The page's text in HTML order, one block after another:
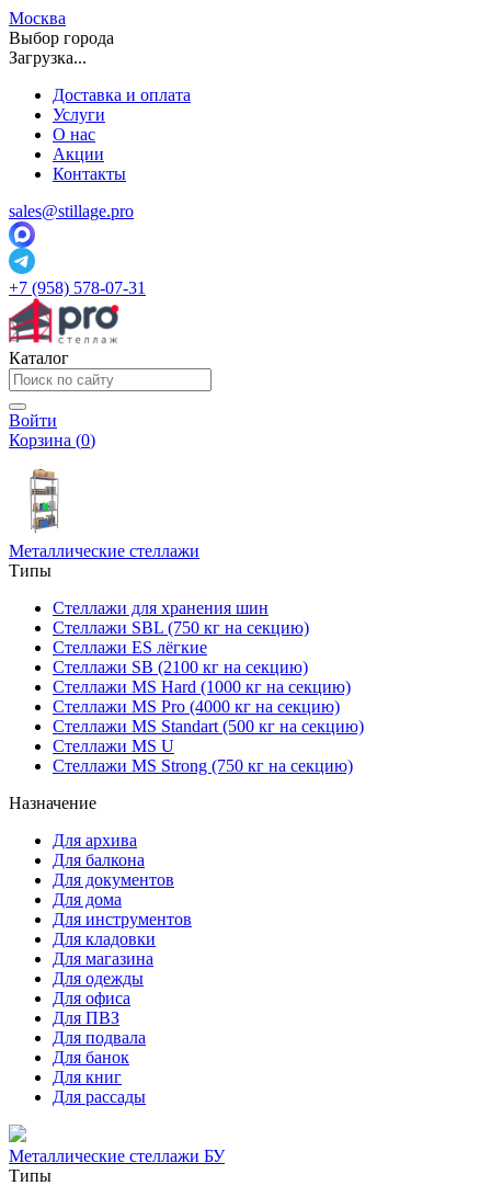
Москва
Выбор города
Загрузка...
Доставка и оплата
Услуги
О нас
Акции
Контакты
sales@stillage.pro
+7 (958) 578-07-31
Каталог
Войти
Корзина (0)
Металлические стеллажи
Типы
Стеллажи для хранения шин
Стеллажи SBL (750 кг на секцию)
Стеллажи ES лёгкие
Стеллажи SB (2100 кг на секцию)
Стеллажи MS Hard (1000 кг на секцию)
Стеллажи MS Pro (4000 кг на секцию)
Стеллажи MS Standart (500 кг на секцию)
Стеллажи MS U
Стеллажи MS Strong (750 кг на секцию)
Назначение
Для архива
Для балкона
Для документов
Для дома
Для инструментов
Для кладовки
Для магазина
Для одежды
Для офиса
Для ПВЗ
Для подвала
Для банок
Для книг
Для рассады
Металлические стеллажи БУ
Типы